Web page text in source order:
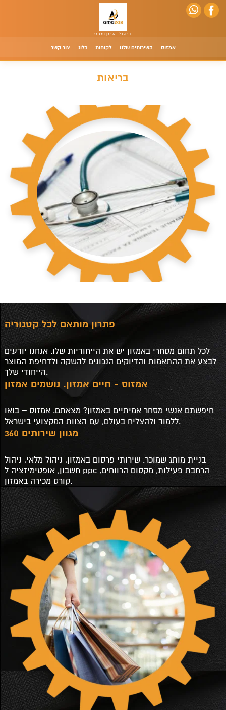
אמזוס השירותים שלנו לקוחות בלוג צור קשר
בריאות
פתרון מותאם לכל קטגוריה
לכל תחום מסחרי באמזון יש את הייחודיות שלו. אנחנו יודעים
לבצע את ההתאמות והדיוקים הנכונים להשקה ולדחיפת המוצר
הייחודי שלך.
אמזוס - חיים אמזון. נושמים אמזון
חיפשתם אנשי מסחר אמיתיים באמזון? מצאתם. אמזוס – בואו
ללמוד ולהצליח בעולם, עם הצוות המקצועי בישראל.
מגוון שירותים 360
בניית מותג שמוכר. שירותי פרסום באמזון, ניהול מלאי, ניהול
חשבון, אופטימיזציה ל ppc הרחבת פעילות, מקסום הרווחים,
קורס מכירה באמזון.